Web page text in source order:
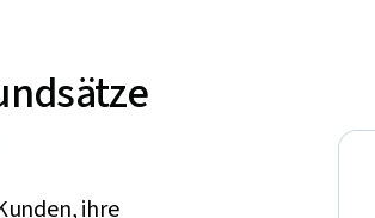
ihre